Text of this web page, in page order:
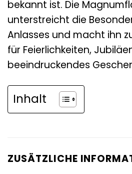
bekannt ist. Die
unterstreicht die
Anlasses und macht ihn
für Feierlichkeiten,
beeindruckendes
Inhalt
ZUSÄTZLICHE